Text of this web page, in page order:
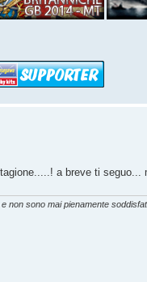
a breve ti
non sono mai pienamente